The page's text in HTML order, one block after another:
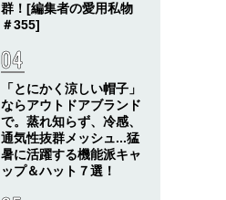
群！[編集者の愛用私物
＃355]
「とにかく涼しい帽子」
ならアウトドアブランド
で。蒸れ知らず、冷感、
通気性抜群メッシュ...猛
暑に活躍する機能派キャ
ップ＆ハット７選！